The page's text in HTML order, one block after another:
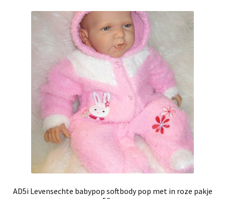
AD5i Levensechte babypop softbody pop met in roze pakje